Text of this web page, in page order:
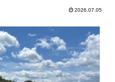
2026.07.05